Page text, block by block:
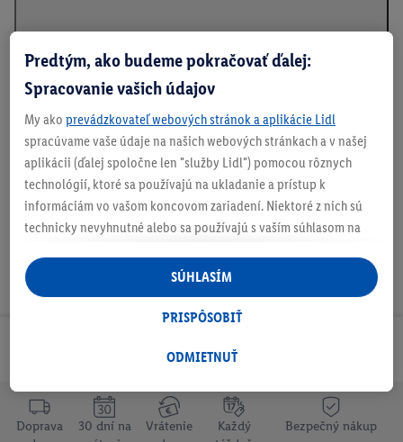
Obsah balenia
Na stiahnutie
Odoberaj Newsletter!
Doprava
30 dní na
Vrátenie
Každý
Bezpečný nákup
Predtým, ako budeme pokračovať ďalej:
Spracovanie vašich údajov
My ako prevádzkovateľ webových stránok a aplikácie Lidl
spracúvame vaše údaje na našich webových stránkach a v našej
aplikácii (ďalej spoločne len "služby Lidl") pomocou rôznych
technológií, ktoré sa používajú na ukladanie a prístup k
informáciám vo vašom koncovom zariadení. Niektoré z nich sú
technicky nevyhnutné alebo sa používajú s vaším súhlasom na
personalizovanú reklamu v rámci služieb Lidl aj mimo nich. Ak
ste účastníkom programu Lidl Plus, na tieto účely sa spracúvajú
aj údaje z vášho nákupného správania v obchode.
následne si vytvoríte účet Lidl Plus alebo sa prihlásite do svojho
tiež vytvoriť špeciálny online identifikátor z e-mailovej adresy,
ktorú tam uvediete, aby sme vás mohli rozpoznať v službách
ODMIETNUŤ
PRISPÔSOBIŤ
SÚHLASÍM